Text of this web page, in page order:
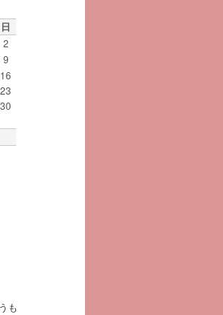
日
2
9
16
23
30
も